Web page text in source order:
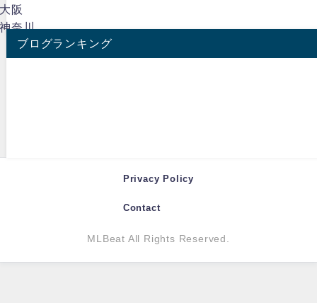
阪
奈川
ブログランキング
Privacy Policy
Contact
MLBeat All Rights Reserved.